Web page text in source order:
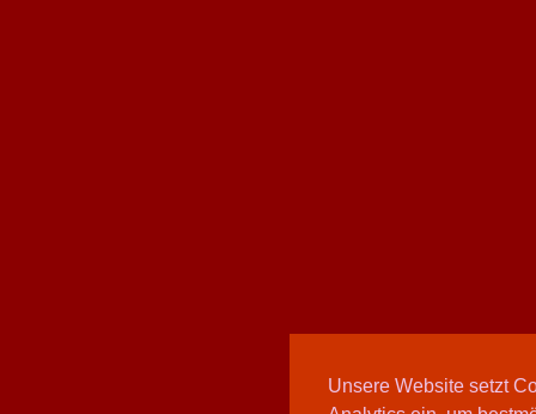
Unsere Website setzt